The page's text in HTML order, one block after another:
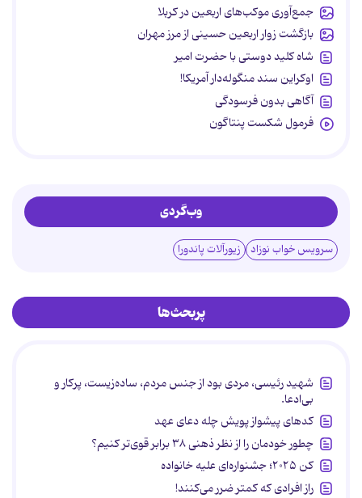
جمع‌آوری موکب‌های اربعین در کربلا
بازگشت زوار اربعین حسینی از مرز مهران
شاه کلید دوستی با حضرت امیر
اوکراین سند منگوله‌دار آمریکا!
آگاهی بدون فرسودگی
فرمول شکست پنتاگون
وب‌گردی
سرویس خواب نوزاد زیورآلات پاندورا
پربحث‌ها
شهید رئیسی، مردی بود از جنس مردم، ساده‌زیست، پرکار و
بی‌ادعا.
کدهای پیشواز پویش چله دعای عهد
چطور خودمان را از نظر ذهنی ۳۸ برابر قوی‌تر کنیم؟
کن ۲۰۲۵؛ جشنواره‌ای علیه خانواده
راز افرادی که کمتر ضرر می‌کنند!